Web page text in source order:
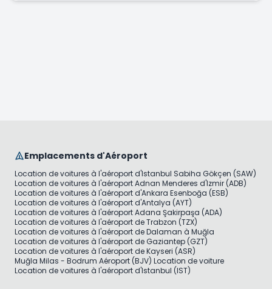
Emplacements d'Aéroport
Location de voitures à l'aéroport d'Istanbul Sabiha Gökçen (SAW)
Location de voitures à l'aéroport Adnan Menderes d'Izmir (ADB)
Location de voitures à l'aéroport d'Ankara Esenboğa (ESB)
Location de voitures à l'aéroport d'Antalya (AYT)
Location de voitures à l'aéroport Adana Şakirpaşa (ADA)
Location de voitures à l'aéroport de Trabzon (TZX)
Location de voitures à l'aéroport de Dalaman à Muğla
Location de voitures à l'aéroport de Gaziantep (GZT)
Location de voitures à l'aéroport de Kayseri (ASR)
Muğla Milas - Bodrum Aéroport (BJV) Location de voiture
Location de voitures à l'aéroport d'Istanbul (IST)